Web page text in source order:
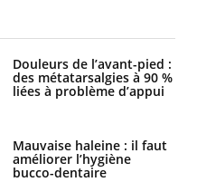
Douleurs de l’avant-pied :
des métatarsalgies à 90 %
liées à problème d’appui
Mauvaise haleine : il faut
améliorer l’hygiène
bucco-dentaire